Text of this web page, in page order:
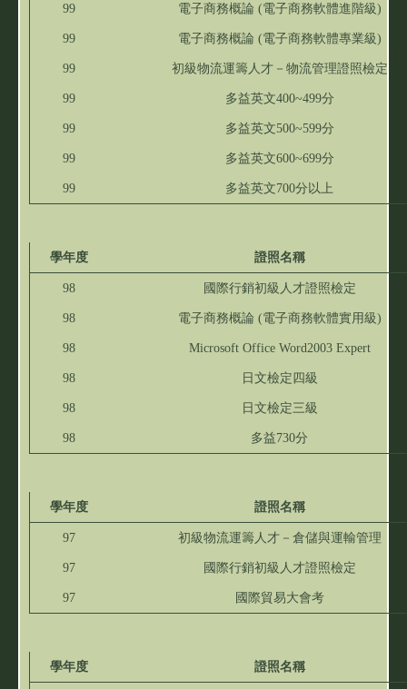
99 電子商務概論 (電子商務軟體進階級)
99 電子商務概論 (電子商務軟體專業級)
99 初級物流運籌人才－物流管理證照檢定
99 多益英文400~499分
99 多益英文500~599分
99 多益英文600~699分
99 多益英文700分以上
學年度 證照名稱
98 國際行銷初級人才證照檢定
98 電子商務概論 (電子商務軟體實用級)
98 Microsoft Office Word2003 Expert
98 日文檢定四級
98 日文檢定三級
98 多益730分
學年度 證照名稱
97 初級物流運籌人才－倉儲與運輸管理
97 國際行銷初級人才證照檢定
97 國際貿易大會考
學年度 證照名稱